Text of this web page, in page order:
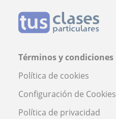
Términos y condiciones
Política de cookies
Configuración de Cookies
Política de privacidad